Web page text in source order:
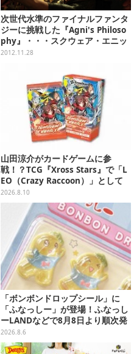
次世代水準のファイナルファンタ
ジーに挑戦した『Agni's Philoso
phy』・・・スクウェア・エニッ
クス・オープンカンファレンス20
2012.11.28
山田涼介がカードゲームに参
戦！？TCG『Xross Stars』で「L
EO（Crazy Raccoon）」として
カード化
2026.8.10
「ボンボンドロップシール」に
「ふなっしー」が登場！ふなっし
ーLANDなどで8月8日より順次発
売
2026.8.6